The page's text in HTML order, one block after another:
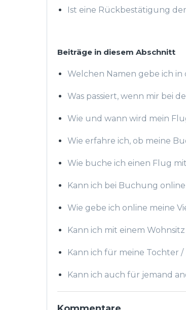
Ist eine Rückbestätigung
Beiträge in diesem Abschnitt
Welchen Namen gebe ich
Was passiert, wenn mir bei
Wie und wann wird mein
Wie erfahre ich, ob meine
Wie buche ich einen Flug
Kann ich bei Buchung
Wie gebe ich online meine
Kann ich mit einem
Kann ich für meine Tochter
Kann ich auch für jemand